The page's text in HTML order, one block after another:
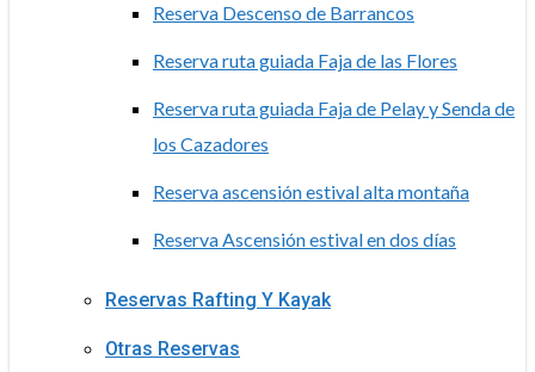
Reserva Descenso de Barrancos
Reserva ruta guiada Faja de las Flores
Reserva ruta guiada Faja de Pelay y Senda de
los Cazadores
Reserva ascensión estival alta montaña
Reserva Ascensión estival en dos días
Reservas Rafting Y Kayak
Otras Reservas